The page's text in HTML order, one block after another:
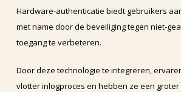
Hardware-authenticatie biedt gebruikers
met name door de beveiliging tegen niet-
toegang te verbeteren.
Door deze technologie te integreren,
vlotter inlogproces en hebben ze een groter